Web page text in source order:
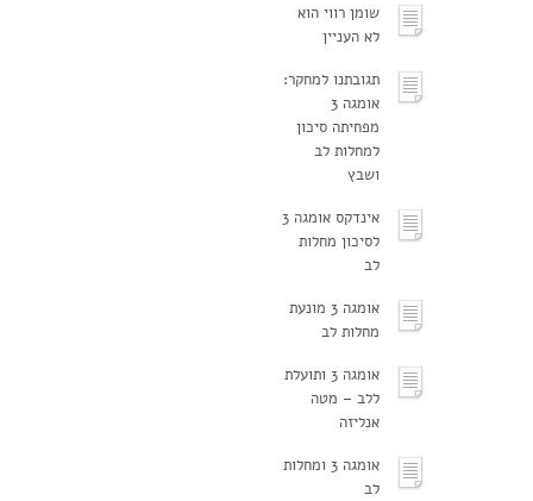
שומן רווי הוא
לא העניין
תגובתנו למחקר:
אומגה 3
מפחיתה סיכון
למחלות לב
ושבץ
אינדקס אומגה 3
לסיכון מחלות
לב
אומגה 3 מונעת
מחלות לב
אומגה 3 ותועלת
ללב – מטה
אנליזה
אומגה 3 ומחלות
לב